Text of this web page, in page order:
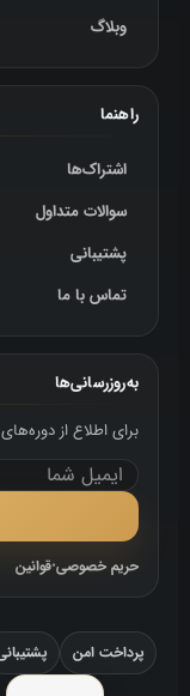
وبلاگ
راهنما
اشتراک‌ها
سوالات متداول
پشتیبانی
تماس با ما
به‌روزرسانی‌ها
برای اطلاع از
حریم خصوصی•قوانین
پرداخت امن